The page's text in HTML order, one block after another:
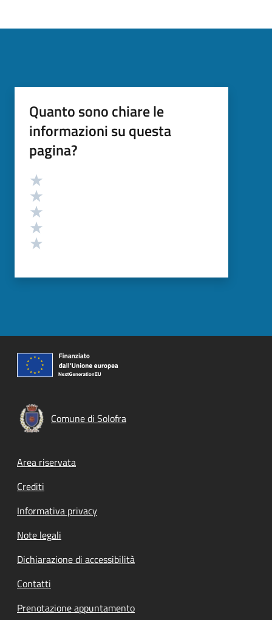
Quanto sono chiare le
informazioni su questa
pagina?
Valutazione
Comune di Solofra
Footer menu
Area riservata
Crediti
Informativa privacy
Note legali
Dichiarazione di accessibilità
Contatti
Prenotazione appuntamento